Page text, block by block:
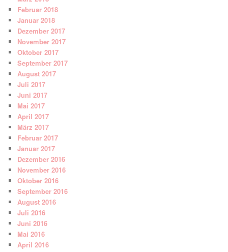
Februar 2018
Januar 2018
Dezember 2017
November 2017
Oktober 2017
September 2017
August 2017
Juli 2017
Juni 2017
Mai 2017
April 2017
März 2017
Februar 2017
Januar 2017
Dezember 2016
November 2016
Oktober 2016
September 2016
August 2016
Juli 2016
Juni 2016
Mai 2016
April 2016